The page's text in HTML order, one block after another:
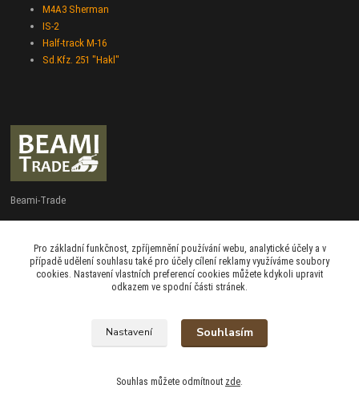
M4A3 Sherman
IS-2
Half-track M-16
Sd.Kfz. 251 "Hakl"
Beami-Trade
+420 775 427 778
Po - Pá 9:00 - 16:00
admin@beami-trade.cz
beami & coshboy © 2007-2026
Pro základní funkčnost, zpříjemnění používání webu, analytické účely a v
případě udělení souhlasu také pro účely cílení reklamy využíváme soubory
cookies. Nastavení vlastních preferencí cookies můžete kdykoli upravit
odkazem ve spodní části stránek.
Nastavení Souhlasím
Souhlas můžete odmítnout zde.